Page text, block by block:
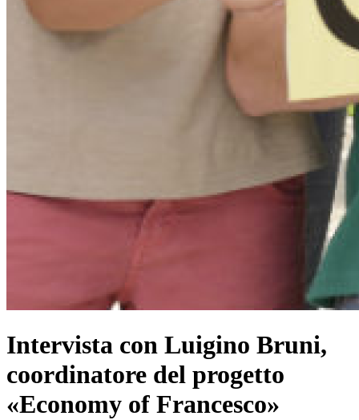
Intervista con Luigino Bruni,
coordinatore del progetto
«Economy of Francesco»